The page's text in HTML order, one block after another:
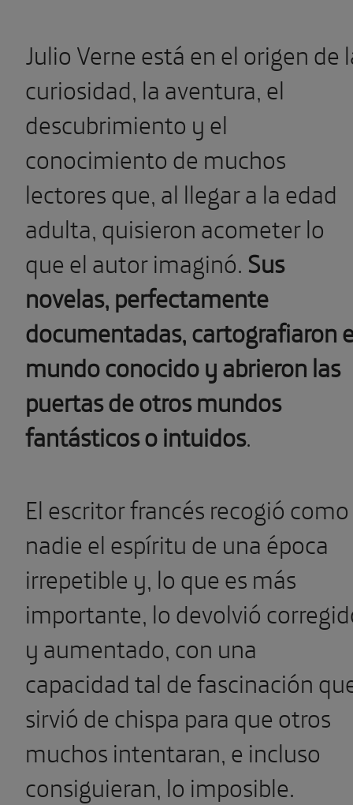
Julio Verne está en el origen de
curiosidad, la aventura, el
descubrimiento y el
conocimiento de muchos
lectores que, al llegar a la edad
adulta, quisieron acometer lo
que el autor imaginó. Sus
novelas, perfectamente
documentadas, cartografiaron
mundo conocido y abrieron las
puertas de otros mundos
fantásticos o intuidos.
El escritor francés recogió como
nadie el espíritu de una época
irrepetible y, lo que es más
importante, lo devolvió
y aumentado, con una
capacidad tal de fascinación
sirvió de chispa para que otros
muchos intentaran, e incluso
consiguieran, lo imposible.